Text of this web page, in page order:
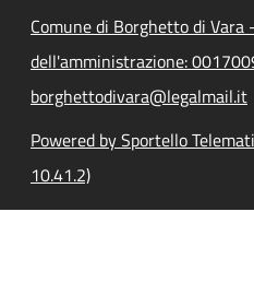
Comune di Borghetto di Vara
dell'amministrazione:
borghettodivara@legalmail.it
Powered by Sportello
10.41.2)